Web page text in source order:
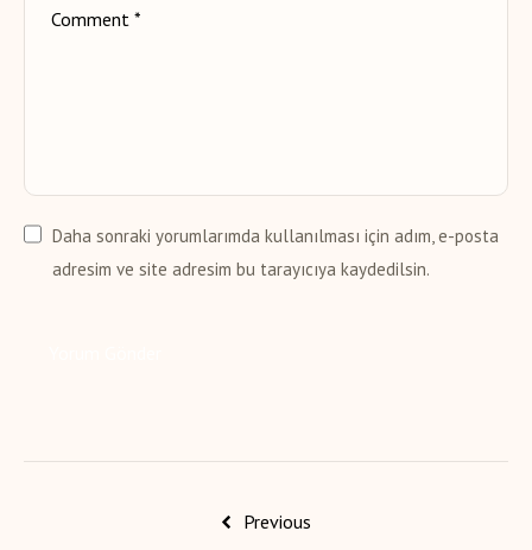
Daha sonraki yorumlarımda kullanılması için adım, e-posta
adresim ve site adresim bu tarayıcıya kaydedilsin.
Previous